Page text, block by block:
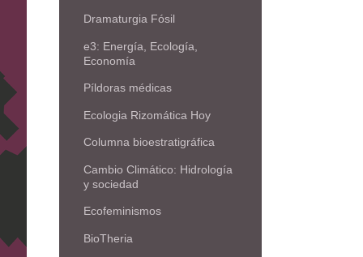
Dramaturgia Fósil
e3: Energía, Ecología,
Economía
Píldoras médicas
Ecologia Rizomática Hoy
Columna bioestratigráfica
Cambio Climático: Hidrología
y sociedad
Ecofeminismos
BioTheria